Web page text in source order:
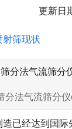
更新日
射筛现状
分法气流筛分
已经达到国际